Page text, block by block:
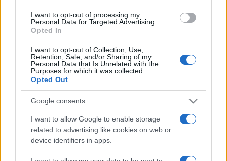
I want to opt-out of processing my
Personal Data for Targeted Advertising.
Opted In
I want to opt-out of Collection, Use,
Retention, Sale, and/or Sharing of my
Personal Data that Is Unrelated with the
Purposes for which it was collected.
Opted Out
Google consents
I want to allow Google to enable storage
related to advertising like cookies on web or
device identifiers in apps.
Bayern
Munich
La diffusion du match de basket entre les
équipesBayern Munich
(équipe fondée en
1946) etMilan(équipe fondée en 1936) aura lieu
mardi 14 octobre 2025 à 20h30
rencontre deEuroleague